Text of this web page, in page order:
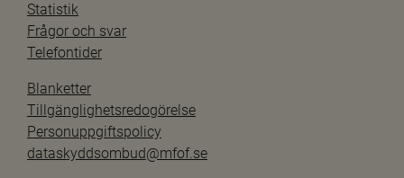
Statistik
Frågor och svar
Telefontider
Blanketter
Tillgänglighetsredogörelse
Personuppgiftspolicy
dataskyddsombud@mfof.se